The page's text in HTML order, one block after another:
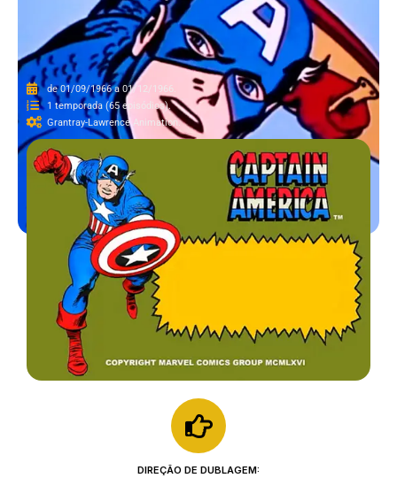
de 01/09/1966 a 01/12/1966.
1 temporada (65 episódios).
Grantray-Lawrence Animation.
DIREÇÃO DE DUBLAGEM: